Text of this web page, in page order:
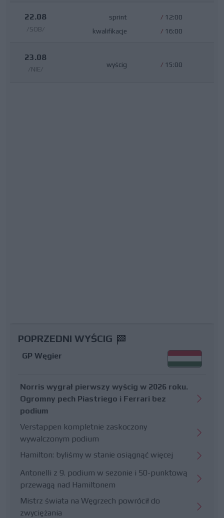
22.08
/SOB/
sprint
kwalifikacje
/ 12:00
/ 16:00
23.08
/NIE/
wyścig / 15:00
POPRZEDNI WYŚCIG
GP Węgier
Norris wygrał pierwszy wyścig w 2026 roku.
Ogromny pech Piastriego i Ferrari bez
podium
Verstappen kompletnie zaskoczony
wywalczonym podium
Hamilton: byliśmy w stanie osiągnąć więcej
Antonelli z 9. podium w sezonie i 50-punktową
przewagą nad Hamiltonem
Mistrz świata na Węgrzech powrócił do
zwyciężania